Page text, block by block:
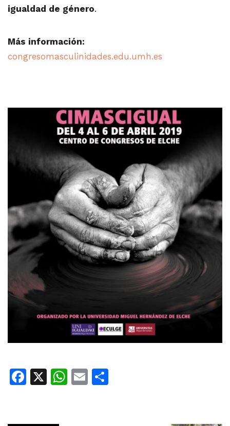
igualdad de género.
Más información:
congresomasculinidades.edu.umh.es
Facebook
X WhatsApp
Email